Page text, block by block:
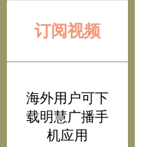
订阅视频
海外用户可下
载明慧广播手
机应用